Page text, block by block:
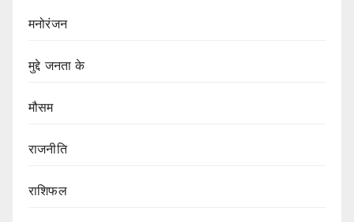
मनोरंजन
मुद्दे जनता के
मौसम
राजनीति
राशिफल